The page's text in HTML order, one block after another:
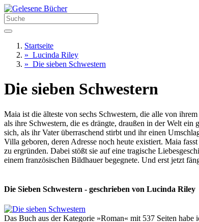
Startseite
» Lucinda Riley
» Die sieben Schwestern
Die sieben Schwestern
Maia ist die älteste von sechs Schwestern, die alle von
als ihre Schwestern, die es drängte, draußen in der Welt
sich, als ihr Vater überraschend stirbt und ihr einen
Villa geboren, deren Adresse noch heute existiert. Maia
zu ergründen. Dabei stößt sie auf eine tragische
einem französischen Bildhauer begegnete. Und erst jetzt
Die Sieben Schwestern - geschrieben von Lucinda Riley
Das Buch aus der Kategorie »Roman« mit 537 Seiten habe